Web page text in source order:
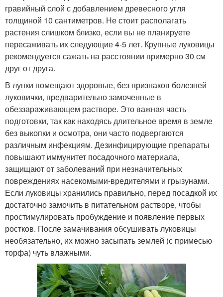
гравийный слой с добавлением древесного угля
толщиной 10 сантиметров. Не стоит располагать
растения слишком близко, если вы не планируете
пересаживать их следующие 4-5 лет. Крупные луковицы
рекомендуется сажать на расстоянии примерно 30 см
друг от друга.
В лунки помещают здоровые, без признаков болезней
луковички, предварительно замоченные в
обеззараживающем растворе. Это важная часть
подготовки, так как находясь длительное время в земле
без выкопки и осмотра, они часто подвергаются
различным инфекциям. Дезинфицирующие препараты
повышают иммунитет посадочного материала,
защищают от заболеваний при незначительных
повреждениях насекомыми-вредителями и грызунами.
Если луковицы хранились правильно, перед посадкой их
достаточно замочить в питательном растворе, чтобы
простимулировать пробуждение и появление первых
ростков. После замачивания обсушивать луковицы
необязательно, их можно засыпать землей (с примесью
торфа) чуть влажными.